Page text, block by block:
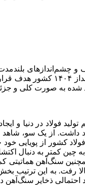
و چشم‌اندازهای
شده به صورت کلی و
کشور از
چین کمتر به دنبال
سنگ‌آهن هماتیتی
بالا رفت. به این
ذخایر سنگ‌آهن